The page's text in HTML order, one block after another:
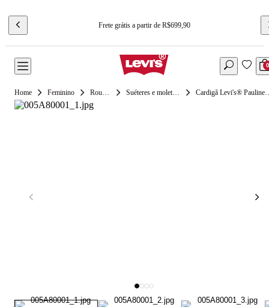
Frete grátis a partir de R$699,90
0
Feminino Roupas Suéteres e moletons Cardigã Levi's®